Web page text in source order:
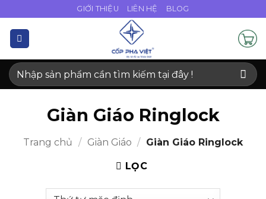
dung
GIỚI THIỆU LIÊN HỆ BLOG
Tìm
kiếm:
Giàn Giáo Ringlock
Trang chủ / Giàn Giáo / Giàn Giáo Ringlock
LỌC